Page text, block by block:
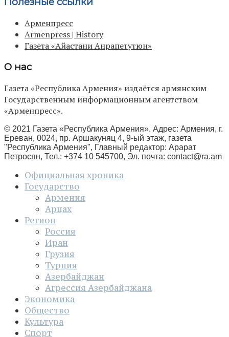
Арменпресс
Armenpress | History
Газета «Айастани Анрапетутюн»
О нас
Газета «Республика Армения» издаётся армянским
Государственным информационным агентством
«Арменпресс».
© 2021 Газета «Республика Армения». Адрес: Армения, г.
Ереван, 0024, пр. Аршакуняц 4, 9-ый этаж, газета
"Республика Армения", Главный редактор: Арарат
Петросян, Тел.: +374 10 545700, Эл. почта: contact@ra.am
Официальная хроника
Государство
Армения
Арцах
Регион
Россия
Иран
Грузия
Турция
Азербайджан
Агрессия Азербайджана
Экономика
Общество
Культура
Спорт